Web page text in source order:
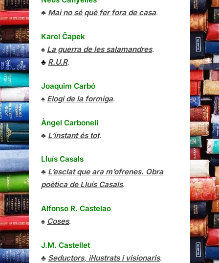
♣ Mai no sé què fer fora de casa.
Karel Čapek
♠ La guerra de les salamandres.
♣ R.U.R.
Joaquim Carbó
♠ Elogi de la formiga.
Àngel Carbonell
♣ L’instant és tot.
Lluís Casals
♣ L’esclat que ara m’ofrenes. Obra
poètica de Lluís Casals.
Alfonso R. Castelao
♠ Coses.
J.M. Castellet
♣ Seductors, il·lustrats i visionaris.